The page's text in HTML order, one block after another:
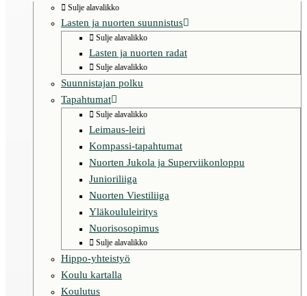
Sulje alavalikko
Lasten ja nuorten suunnistus
Sulje alavalikko
Lasten ja nuorten radat
Sulje alavalikko
Suunnistajan polku
Tapahtumat
Sulje alavalikko
Leimaus-leiri
Kompassi-tapahtumat
Nuorten Jukola ja Superviikonloppu
Junioriliiga
Nuorten Viestiliiga
Yläkoululeiritys
Nuorisosopimus
Sulje alavalikko
Hippo-yhteistyö
Koulu kartalla
Koulutus